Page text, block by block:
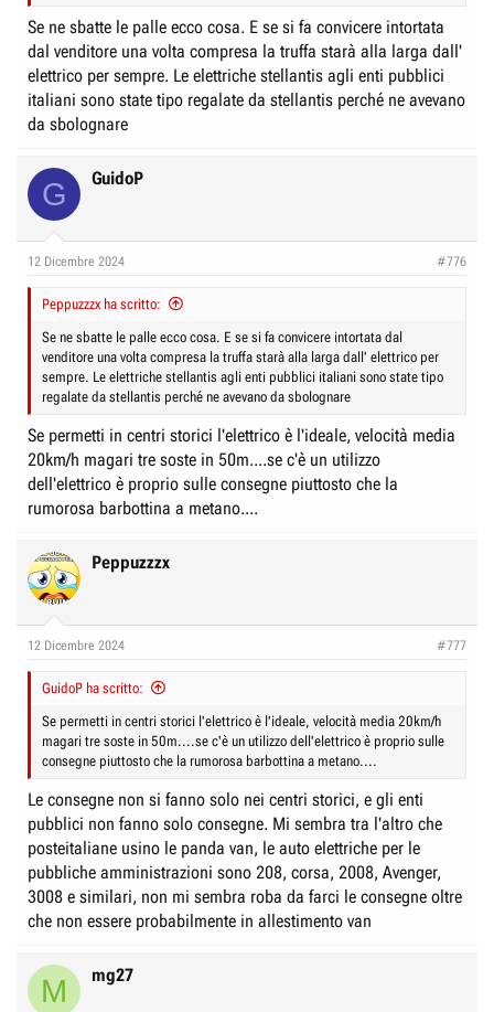
Se ne sbatte le palle ecco cosa. E se si fa convicere intortata
dal venditore una volta compresa la truffa starà alla larga dall'
elettrico per sempre. Le elettriche stellantis agli enti pubblici
italiani sono state tipo regalate da stellantis perché ne avevano
da sbolognare
G GuidoP
12 Dicembre 2024 #776
Peppuzzzx ha scritto:
Se ne sbatte le palle ecco cosa. E se si fa convicere intortata dal
venditore una volta compresa la truffa starà alla larga dall' elettrico per
sempre. Le elettriche stellantis agli enti pubblici italiani sono state tipo
regalate da stellantis perché ne avevano da sbolognare
Se permetti in centri storici l'elettrico è l'ideale, velocità media
20km/h magari tre soste in 50m....se c'è un utilizzo
dell'elettrico è proprio sulle consegne piuttosto che la
rumorosa barbottina a metano....
Peppuzzzx
12 Dicembre 2024 #777
GuidoP ha scritto:
Se permetti in centri storici l'elettrico è l'ideale, velocità media 20km/h
magari tre soste in 50m....se c'è un utilizzo dell'elettrico è proprio sulle
consegne piuttosto che la rumorosa barbottina a metano....
Le consegne non si fanno solo nei centri storici, e gli enti
pubblici non fanno solo consegne. Mi sembra tra l'altro che
posteitaliane usino le panda van, le auto elettriche per le
pubbliche amministrazioni sono 208, corsa, 2008, Avenger,
3008 e similari, non mi sembra roba da farci le consegne oltre
che non essere probabilmente in allestimento van
M mg27